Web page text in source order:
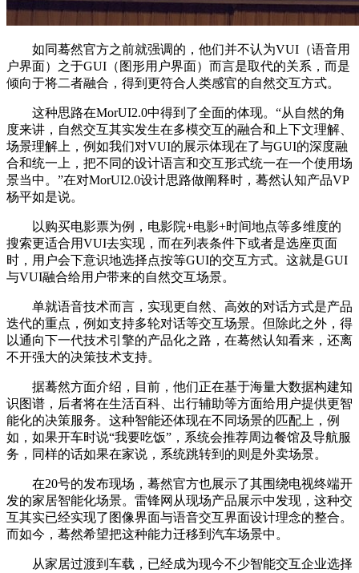
如同蓦然官方之前就强调的，他们并不认为VUI（语音用
户界面）之于GUI（图形用户界面）而言是取代的关系，而是
倾向于将二者融合，得到更符合人类感官的自然交互方式。
这种思路在MorUI2.0中得到了全面的体现。“从自然的角
度来讲，自然交互其实发生在多模交互的融合和上下文理解、
场景理解上，例如我们对VUI的展示体现在了与GUI的深度融
合和统一上，把不同的设计语言和交互形式统一在一个使用场
景当中。”在对MorUI2.0设计思路做阐释时，蓦然认知产品VP
杨平如是说。
以购买电影票为例，电影院+电影+时间地点等多维度的
搜索更适合用VUI去实现，而在列表条件下或者是选座页面
时，用户会下意识地选择点按等GUI的交互方式。这就是GUI
与VUI融合给用户带来的自然交互场景。
单就语音技术而言，实现更自然、高效的对话方式是产品
迭代的重点，例如支持多轮对话等交互场景。但除此之外，得
以通向下一代技术引擎的产品化之路，在蓦然认知看来，还离
不开强大的决策技术支持。
据蓦然方面介绍，目前，他们正在基于海量大数据构建知
识图谱，后者将在生活百科、出行辅助等方面给用户提供更智
能化的决策服务。这种智能还体现在不同场景的匹配上，例
如，如果开车时说“我要吃饭”，系统会推荐周边餐馆及导航服
务，同样的话如果在家说，系统跳转到的则是外卖场景。
在20号的发布现场，蓦然官方也展示了其围绕电视终端开
发的家居智能化场景。雷锋网从现场产品展示中发现，这种交
互其实已经实现了图像界面与语音交互界面设计理念的整合。
而如今，蓦然希望把这种能力迁移到汽车场景中。
从家居过渡到车载，已经成为现今不少智能交互企业选择